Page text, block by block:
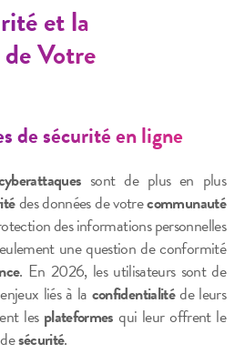
et la
Votre
de sécurité en ligne
sont de plus en plus
des données de votrecommunauté
des informations personnelles
une question de conformité
. En 2026, les utilisateurs sont de
liés à la confidentialitéde leurs
les plateformes qui leur offrent le
sécurité.